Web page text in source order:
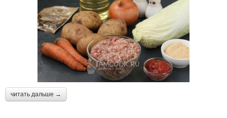
читать дальше →